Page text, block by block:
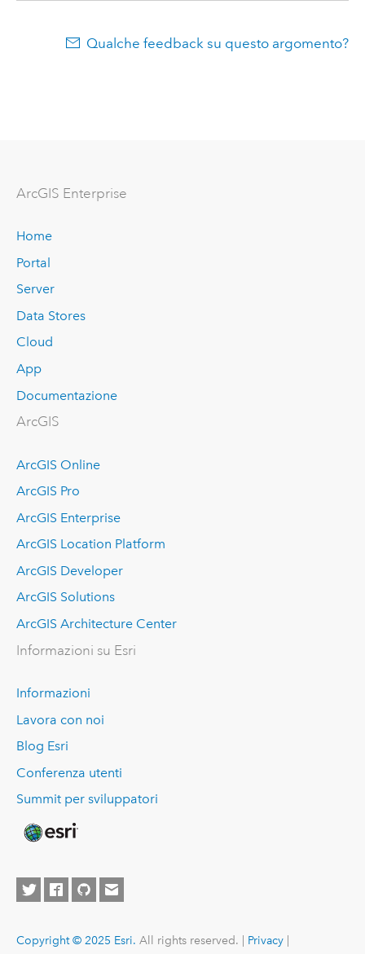
Qualche feedback su questo argomento?
ArcGIS Enterprise
Home
Portal
Server
Data Stores
Cloud
App
Documentazione
ArcGIS
ArcGIS Online
ArcGIS Pro
ArcGIS Enterprise
ArcGIS Location Platform
ArcGIS Developer
ArcGIS Solutions
ArcGIS Architecture Center
Informazioni su Esri
Informazioni
Lavora con noi
Blog Esri
Conferenza utenti
Summit per sviluppatori
Copyright © 2025 Esri. All rights reserved. | Privacy|